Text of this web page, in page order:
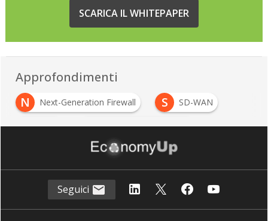
SCARICA IL WHITEPAPER
Approfondimenti
N
Next-Generation Firewall S SD-WAN
W WAN W WAN software-defined
Seguici